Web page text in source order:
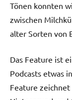
Tönen konnten
zwischen
alter Sorten von
Das Feature ist
Podcasts etwas
Feature zeichnet